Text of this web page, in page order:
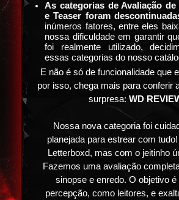
As categorias de Avaliação de
e Teaser foram
inúmeros fatores, entre eles
nossa dificuldade em garantir
foi realmente utilizado,
essas categorias do nosso
E não é só de funcionalidade que
por isso, chega mais para conferir
surpresa: WD
Nossa nova categoria foi
planejada para estrear com
Letterboxd, mas com o jeitinho
Fazemos uma avaliação
sinopse e enredo. O objetivo
percepção, como leitores, e